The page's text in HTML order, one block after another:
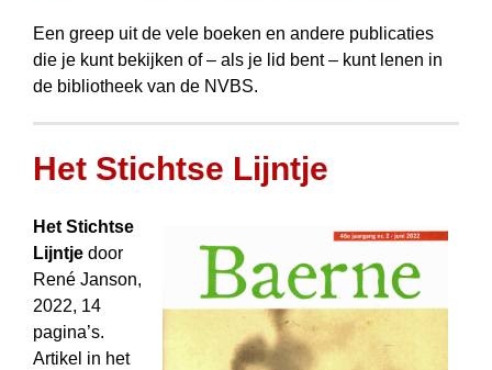
Een greep uit de vele boeken en andere publicaties
die je kunt bekijken of – als je lid bent – kunt lenen in
de bibliotheek van de NVBS.
Het Stichtse Lijntje
Het Stichtse
Lijntje door
René Janson,
2022, 14
pagina’s.
Artikel in het